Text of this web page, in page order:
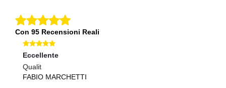
Con 95 Recensioni Reali
Eccellente
Qualit
FABIO MARCHETTI